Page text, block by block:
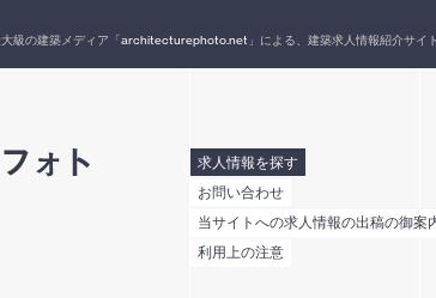
級の建築メディア「architecturephoto.net 」による、建築求人情報紹介サイト
求人情報を探す
お問い合わせ
当サイトへの求人情報の出稿の御案
利用上の注意